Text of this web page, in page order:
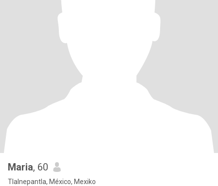
Maria, 60
Tlalnepantla, México, Mexiko